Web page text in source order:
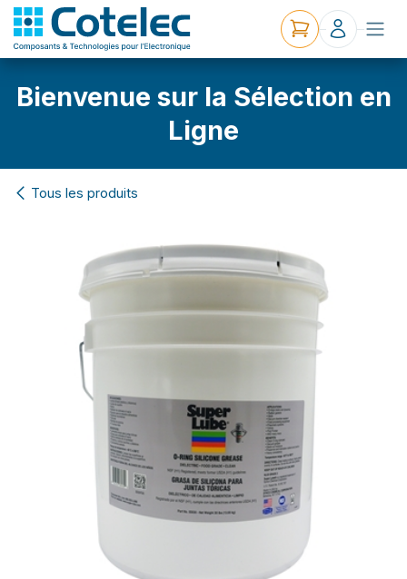
Bienvenue sur la Sélection en
Ligne
Tous les produits